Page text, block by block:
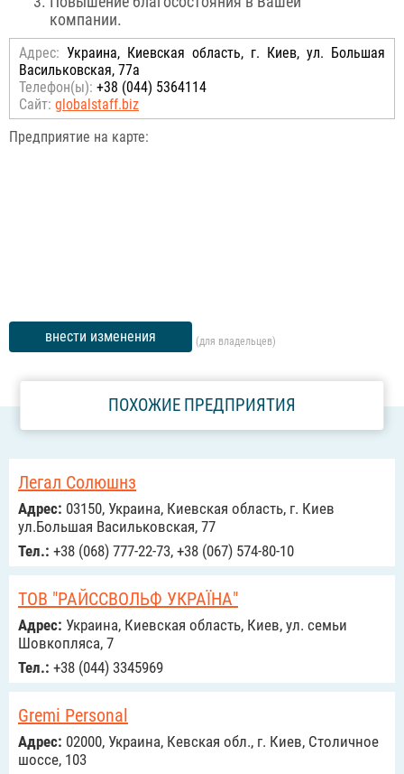
компании.
Адрес: Украина, Киевская область, г. Киев, ул. Большая
Васильковская, 77а
Телефон(ы): +38 (044) 5364114
Сайт: globalstaff.biz
Предприятие на карте:
внести изменения (для владельцев)
ПОХОЖИЕ ПРЕДПРИЯТИЯ
Легал Солюшнз
Адрес: 03150, Украина, Киевская область, г. Киев
ул.Большая Васильковская, 77
Тел.: +38 (068) 777-22-73, +38 (067) 574-80-10
ТОВ "РАЙССВОЛЬФ УКРАЇНА"
Адрес: Украина, Киевская область, Киев, ул. семьи
Шовкопляса, 7
Тел.: +38 (044) 3345969
Gremi Personal
Адрес: 02000, Украина, Кевская обл., г. Киев, Столичное
шоссе, 103